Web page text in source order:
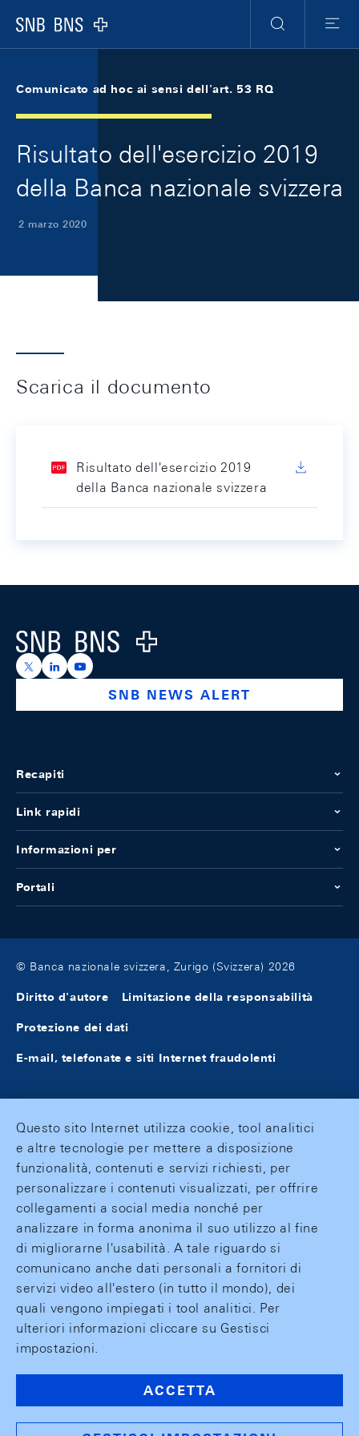
Logo
Ricerca
Menu
Comunicato ad hoc ai sensi dell'art. 53 RQ
Risultato dell'esercizio 2019
della Banca nazionale svizzera
2 marzo 2020
Scarica il documento
Risultato dell'esercizio 2019
della Banca nazionale svizzera
Logo
https://x.com/snb_bns
https://ch.linkedin.com/company/swiss-national-
https://www.youtube.com/@swissnationalbank
SNB NEWS ALERT
Recapiti
Link rapidi
Informazioni per
Portali
© Banca nazionale svizzera, Zurigo (Svizzera) 2026
Diritto d'autore Limitazione della responsabilità
Protezione dei dati
E-mail, telefonate e siti Internet fraudolenti
Questo sito Internet utilizza cookie, tool analitici
e altre tecnologie per mettere a disposizione
funzionalità, contenuti e servizi richiesti, per
personalizzare i contenuti visualizzati, per offrire
collegamenti a social media nonché per
analizzare in forma anonima il suo utilizzo al fine
di migliorarne l'usabilità. A tale riguardo si
comunicano anche dati personali a fornitori di
servizi video all'estero (in tutto il mondo), dei
quali vengono impiegati i tool analitici. Per
ulteriori informazioni cliccare su Gestisci
impostazioni.
ACCETTA